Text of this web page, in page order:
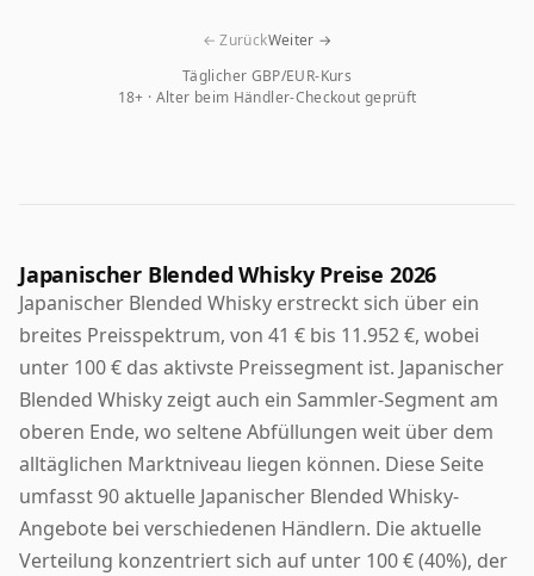
Täglicher GBP/EUR-Kurs
18+ · Alter beim Händler-Checkout geprüft
← ZurückWeiter →
Japanischer Blended Whisky Preise 2026
Japanischer Blended Whisky erstreckt sich über ein
breites Preisspektrum, von 41 € bis 11.952 €, wobei
unter 100 € das aktivste Preissegment ist. Japanischer
Blended Whisky zeigt auch ein Sammler-Segment am
oberen Ende, wo seltene Abfüllungen weit über dem
alltäglichen Marktniveau liegen können. Diese Seite
umfasst 90 aktuelle Japanischer Blended Whisky-
Angebote bei verschiedenen Händlern. Die aktuelle
Verteilung konzentriert sich auf unter 100 € (40%), der